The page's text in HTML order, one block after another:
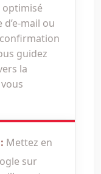
mail ou
guidez
la
Mettez en
sur